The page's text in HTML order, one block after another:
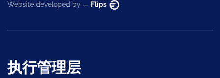
Website developed by — Flips
执行管理层